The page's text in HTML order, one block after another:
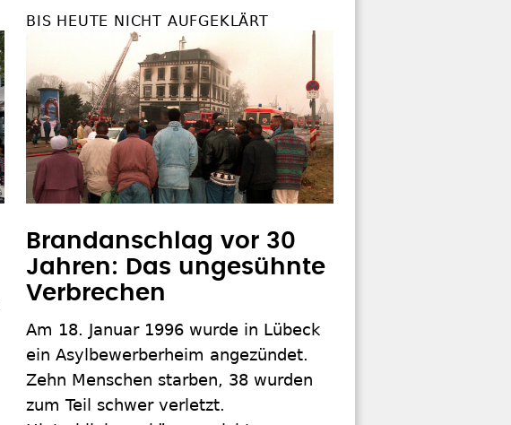
BIS HEUTE NICHT AUFGEKLÄRT
Brandanschlag vor 30
Jahren: Das ungesühnte
Verbrechen
Am 18. Januar 1996 wurde in Lübeck
ein Asylbewerberheim angezündet.
Zehn Menschen starben, 38 wurden
zum Teil schwer verletzt.